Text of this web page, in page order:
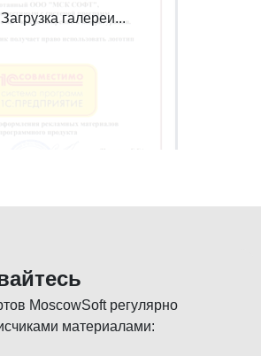
Загрузка галереи...
MoscowSoft регулярно
материалами: